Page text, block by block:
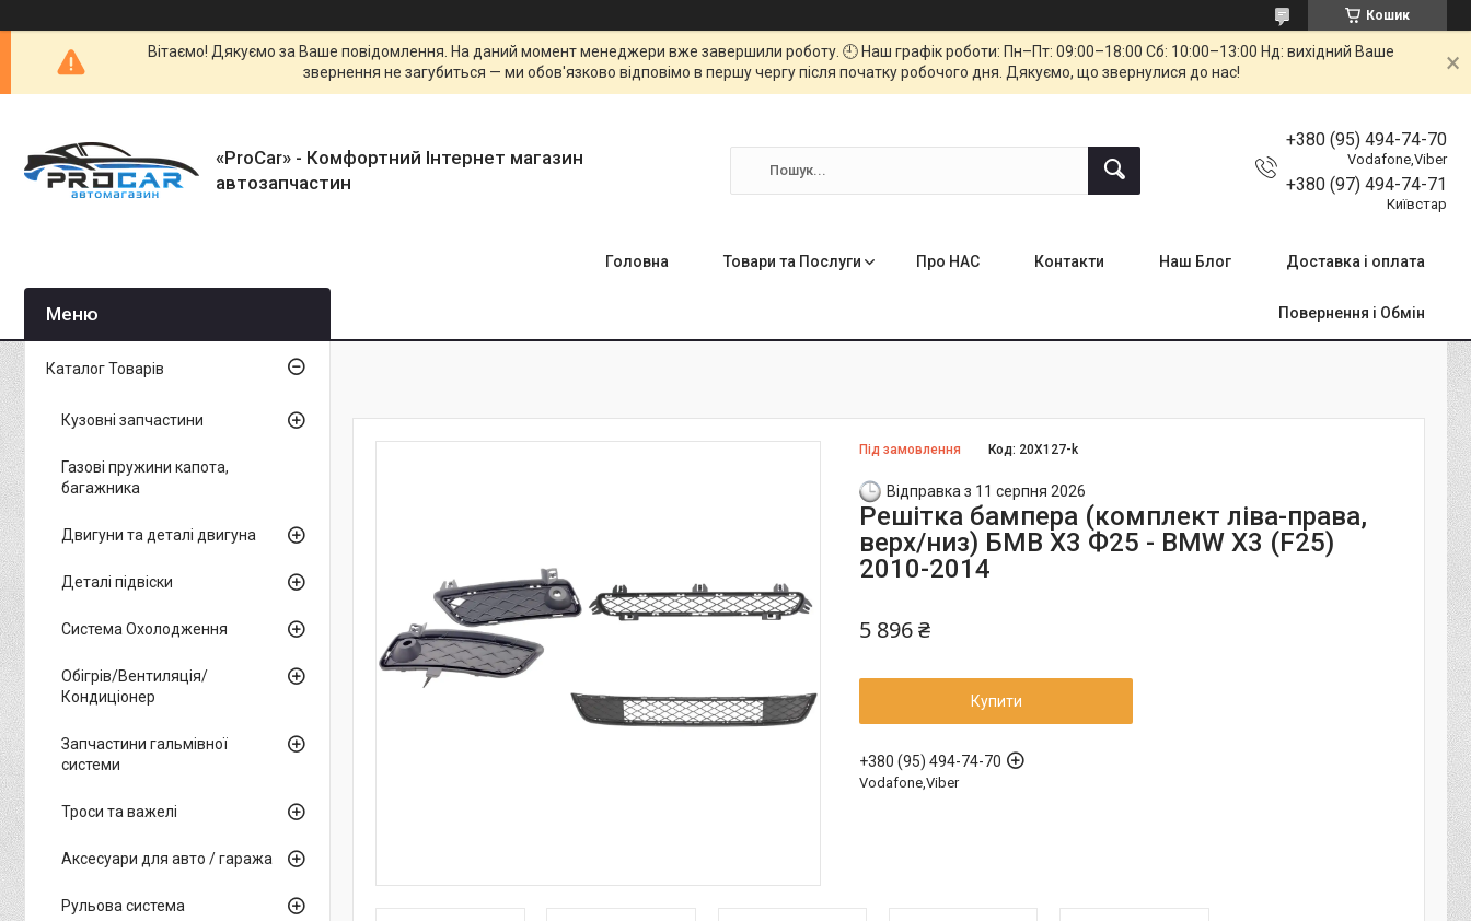
Кошик
Вітаємо! Дякуємо за Ваше повідомлення. На даний момент менеджери вже завершили роботу. 🕘 Наш графік роботи: Пн–Пт: 09:00–18:00 Сб: 10:00–13:00 Нд: вихідний Ваше
звернення не загубиться — ми обов'язково відповімо в першу чергу після початку робочого дня. Дякуємо, що звернулися до нас!
«ProCar» - Комфортний Інтернет магазин
автозапчастин
+380 (95) 494-74-70
Vodafone,Viber
+380 (97) 494-74-71
Київстар
Головна Товари та Послуги Про НАС Контакти Наш Блог Доставка і оплата
Повернення і Обмін
Під замовлення Код: 20X127-k
Відправка з 11 серпня 2026
Решітка бампера (комплект ліва-права,
верх/низ) БМВ Х3 Ф25 - BMW X3 (F25)
2010-2014
5 896 ₴
Купити
+380 (95) 494-74-70
Vodafone,Viber
Каталог Товарів
Кузовні запчастини
Газові пружини капота,
багажника
Двигуни та деталі двигуна
Деталі підвіски
Система Охолодження
Обігрів/Вентиляція/
Кондиціонер
Запчастини гальмівної
системи
Троси та важелі
Аксесуари для авто / гаража
Рульова система